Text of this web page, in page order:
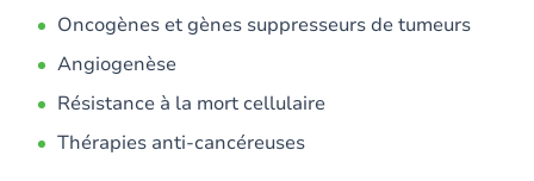
Oncogènes et gènes suppresseurs de tumeurs
Angiogenèse
Résistance à la mort cellulaire
Thérapies anti-cancéreuses